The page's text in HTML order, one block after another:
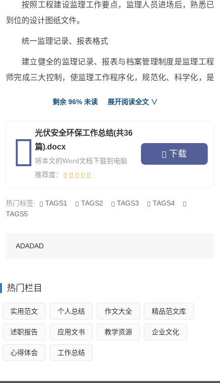
按照工程建设监理工作要点，监理人员进场后，熟悉已
到位的设计图纸文件。
统一监理记录、报表格式
建立健全的监理记录、报表与档案管理制度是监理工程
师完成三大控制，使监理工作程序化，规范化、科学化，是
验、计量支付和质量评定等表格填写、使用。工程管理资料
编号、格式根据协鑫项目资料管理规程进行编制；工程报验
资料，报审表根据监理规范20xx版。工程施工记录土建和安
进行填写。
行、人员设备是否满足工程所需、进度计划是否符合要求
等。如审核中发现问题，要求承包单位澄清或者及时退还进
行修改。工程师审批后，由总监理工程师审核，最后由监理
部报建设单位进行最终审定。
2）单位工程开工审批程序
单位工程的开工申请（附施工方案及材料报验等资
剩余 96% 未读 展开阅读全文 ∨
光伏安全环保工作总结(共36
篇).docx
将本文的Word文档下载到电脑
推荐度：
下载
热门标签: TAGS1 TAGS2 TAGS3
TAGS4
TAGS5
ADADAD
热门栏目
实用范文 个人总结 作文大全 精品范文库
述职报告 应用文书 教学资源 企业文化
心得体会 工作总结